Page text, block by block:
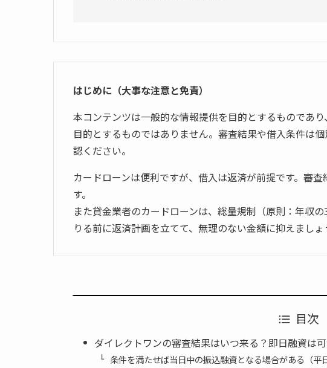
はじめに（大事な注意と免責）
本コンテンツは一般的な情報提供を目的とするものであ
目的とするものではありません。審査結果や借入条件は
認ください。
カードローンは便利ですが、借入は返済が前提です。審
す。
また貸金業者のカードローンは、総量規制（原則：年収
りる前に返済計画を立てて、無理のない金額に抑えましょ
目次
ダイレクトワンの審査結果はいつ来る？即日融資は
条件を満たせば当日中の振込融資となる場合がある（平